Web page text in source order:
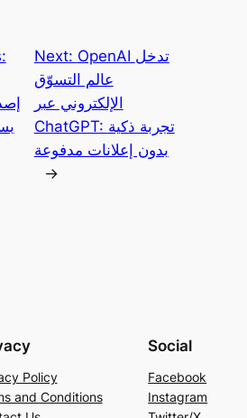
Next: OpenAI تدخل
عالم التسوّق
الإلكتروني عبر
ChatGPT: تجربة ذكية
بدون إعلانات مدفوعة
→
Policy
and Conditions
Social
Facebook
Instagram